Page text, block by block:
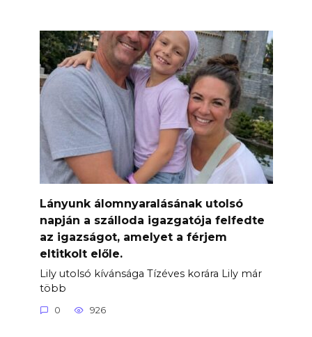
Lányunk álomnyaralásának utolsó
napján a szálloda igazgatója felfedte
az igazságot, amelyet a férjem
eltitkolt előle.
Lily utolsó kívánsága Tízéves korára Lily már
több
0 926